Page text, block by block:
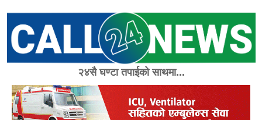
content
२४सै घण्टा तपाईको साथमा...